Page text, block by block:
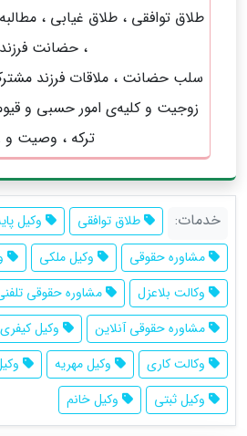
طلاق توافقی ، طلاق غیابی ،
، حضانت فرزند
سلب حضانت ، ملاقات فرزند
زوجیت و کلیه‌ی امور حسبی و
ترکه ، وصیت
خدمات: طلاق توافقی
وکیل
مشاوره حقوقی
وکیل ملکی
وکالت بلاعزل
مشاوره حقوقی
مشاوره حقوقی آنلاین
وکیل کیفری
وکالت کاری
وکیل مهریه
وکیل ثبتی
وکیل خانم